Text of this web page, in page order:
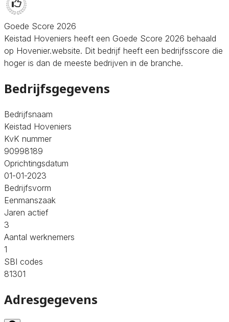
Goede Score 2026
Keistad Hoveniers heeft een Goede Score 2026 behaald
op Hovenier.website. Dit bedrijf heeft een bedrijfsscore die
hoger is dan de meeste bedrijven in de branche.
Bedrijfsgegevens
Bedrijfsnaam
Keistad Hoveniers
KvK nummer
90998189
Oprichtingsdatum
01-01-2023
Bedrijfsvorm
Eenmanszaak
Jaren actief
3
Aantal werknemers
1
SBI codes
81301
Adresgegevens